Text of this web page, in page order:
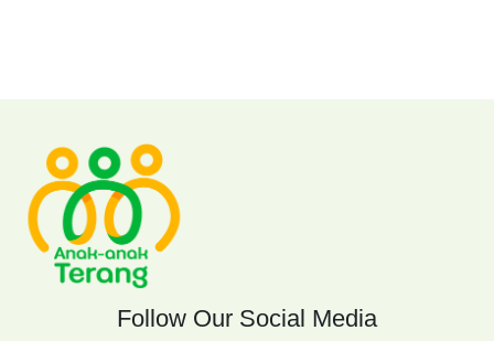
Follow Our Social Media